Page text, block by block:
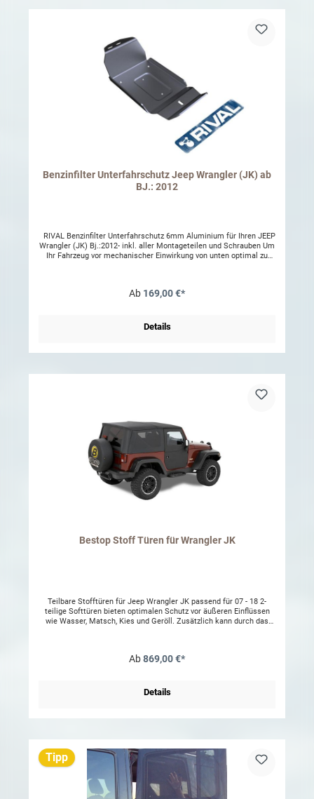
sind. So lassen sich die PowerSlide 2 dann auf- und abfahren oder
gänzlich sperren. Letzte Funktion ist auch praktisch wenn man
jeepgerecht im Gelände unterwegs ist. Damit die neuen Teile am
Fahrzeug gepflegt sind und die Funktion möglichst lange
gewährleistet ist, liefert Bawarrion ein Schutzwachs und ein
Schmierstoffspray mit. Ein Teilegutachten liegt ebenfalls bei. Um
die Beständigkeit des Materials zu erhalten sollte das Produkt
regelmäßig gereinigt und mit einem wasserabweisenden Film (z.B.
Wachs) behandelt werden. Dementsprechend stellen ansonsten
entstandene optische Mängel keinen Reklamationsgrund dar.
Benzinfilter Unterfahrschutz Jeep Wrangler (JK) ab
BJ.: 2012
RIVAL Benzinfilter Unterfahrschutz 6mm Aluminium für Ihren JEEP
Wrangler (JK) Bj.:2012- inkl. aller Montageteilen und Schrauben Um
Ihr Fahrzeug vor mechanischer Einwirkung von unten optimal zu
sind aus tiefgezogenem 6mm Aluminium gefertigt, was maßgeblich
Einwirkungen von außen zu schützen. Eine Begutachtung nach §19
Ab 169,00 €*
Details
Bestop Stoff Türen für Wrangler JK
Teilbare Stofftüren für Jeep Wrangler JK passend für 07 - 18 2-
teilige Softtüren bieten optimalen Schutz vor äußeren Einflüssen
wie Wasser, Matsch, Kies und Geröll. Zusätzlich kann durch das
Black Diamond -35Montage:Einfache Montage an den original
Klettverschluss zusätzlich fixiert.Vorteile:Weniger GewichtKönnen
Halbtüren inkl. Aufsteckfenster rechts und links 2 abschließbare
Ab869,00 €*
Details
Tipp